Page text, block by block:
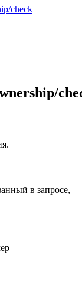
check
в запросе,